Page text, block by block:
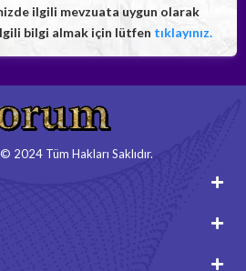
ilgili mevzuata uygun olarak
bilgi almak için lütfen tıklayınız.
2024 Tüm Hakları Saklıdır.